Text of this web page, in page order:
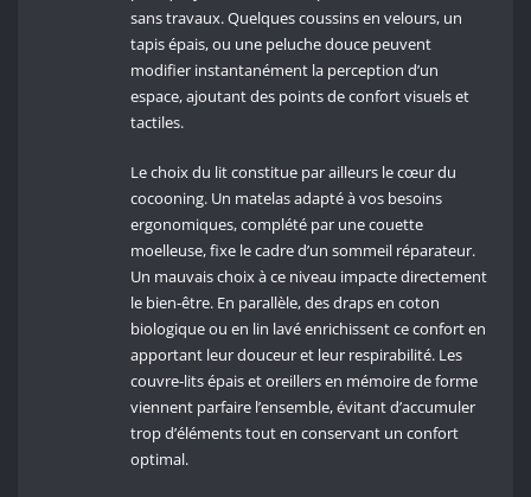
sans travaux. Quelques coussins en velours, un
tapis épais, ou une peluche douce peuvent
modifier instantanément la perception d’un
espace, ajoutant des points de confort visuels et
tactiles.
Le choix du lit constitue par ailleurs le cœur du
cocooning. Un matelas adapté à vos besoins
ergonomiques, complété par une couette
moelleuse, fixe le cadre d’un sommeil réparateur.
Un mauvais choix à ce niveau impacte directement
le bien-être. En parallèle, des draps en coton
biologique ou en lin lavé enrichissent ce confort en
apportant leur douceur et leur respirabilité. Les
couvre-lits épais et oreillers en mémoire de forme
viennent parfaire l’ensemble, évitant d’accumuler
trop d’éléments tout en conservant un confort
optimal.